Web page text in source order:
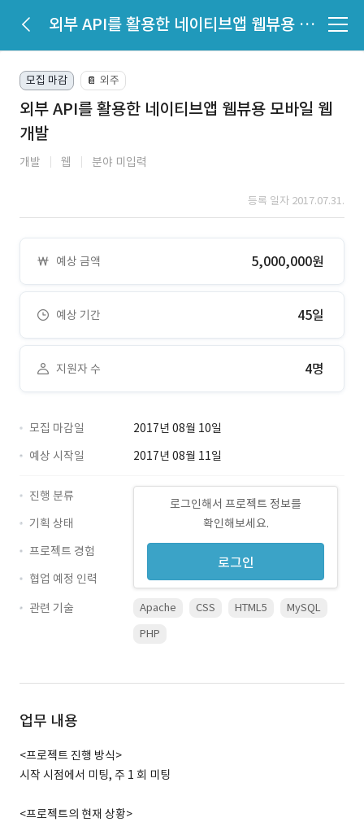
외부 API를 활용한 네이티브앱 웹뷰용 모바일 웹 개발
모집 마감 📔 외주
외부 API를 활용한 네이티브앱 웹뷰용 모바일 웹
개발
개발 웹 분야 미입력
등록 일자 2017.07.31.
예상 금액 5,000,000원
예상 기간 45일
지원자 수 4명
모집 마감일
2017년 08월 10일
예상 시작일
2017년 08월 11일
로그인해서 프로젝트 정보를
확인해보세요.
로그인
진행 분류
기획 상태
프로젝트 경험
협업 예정 인력
관련 기술
Apache CSS HTML5
MySQL
PHP
업무 내용
<프로젝트 진행 방식>
시작 시점에서 미팅, 주 1 회 미팅
<프로젝트의 현재 상황>